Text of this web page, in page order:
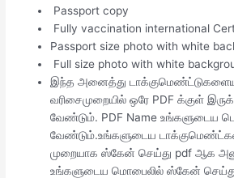
Passport copy
Fully vaccination international
Passport size photo with white
Full size photo with white
இந்த அனைத்து
வரிசைமுறையில் ஒரே PDF க்குள்
வேண்டும். PDF Name உங்களுடைய
வேண்டும்.உங்களுடைய
முறையாக ஸ்கேன் செய்து pdf ஆக
உங்களுடைய மொபைலில் ஸ்கேன்